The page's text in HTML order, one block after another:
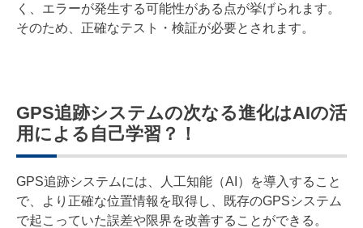
く、エラーが発生する可能性がある点が挙げられます。
そのため、正確なテスト・検証が必要とされます。
GPS追跡システムの次なる進化はAIの活
用による自己学習？！
GPS追跡システムには、人工知能（AI）を導入すること
で、より正確な位置情報を取得し、既存のGPSシステム
で起こっていた誤差や限界を改善することができる。